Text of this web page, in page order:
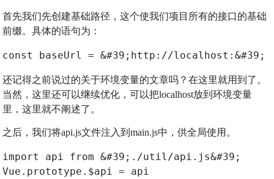
首先我们先创建基础路径，这个使我们项目所有的接口的基础
前缀。具体的语句为：
const baseUrl = &#39;http://localhost:&#39; +
还记得之前说过的关于环境变量的文章吗？在这里就用到了。
当然，这里还可以继续优化，可以把localhost放到环境变量
里，这里就不阐述了。
之后，我们将api.js文件注入到main.js中，供全局使用。
import api from &#39;./util/api.js&#39;
Vue.prototype.$api = api